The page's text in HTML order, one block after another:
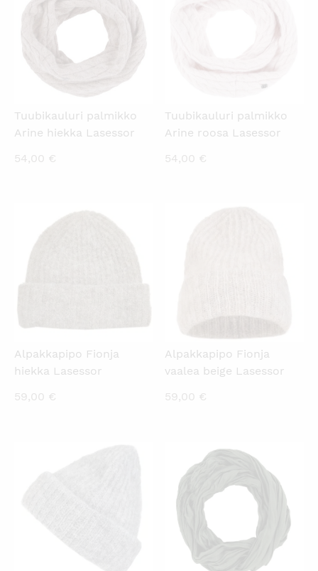
Tuubikauluri palmikko
Arine hiekka Lasessor
54,00 €
Tuubikauluri palmikko
Arine roosa Lasessor
54,00 €
KATSO PIKANÄKYMÄ
Alpakkapipo Fionja
hiekka Lasessor
59,00 €
Alpakkapipo Fionja
vaalea beige Lasessor
59,00 €
KATSO PIKANÄKYMÄ